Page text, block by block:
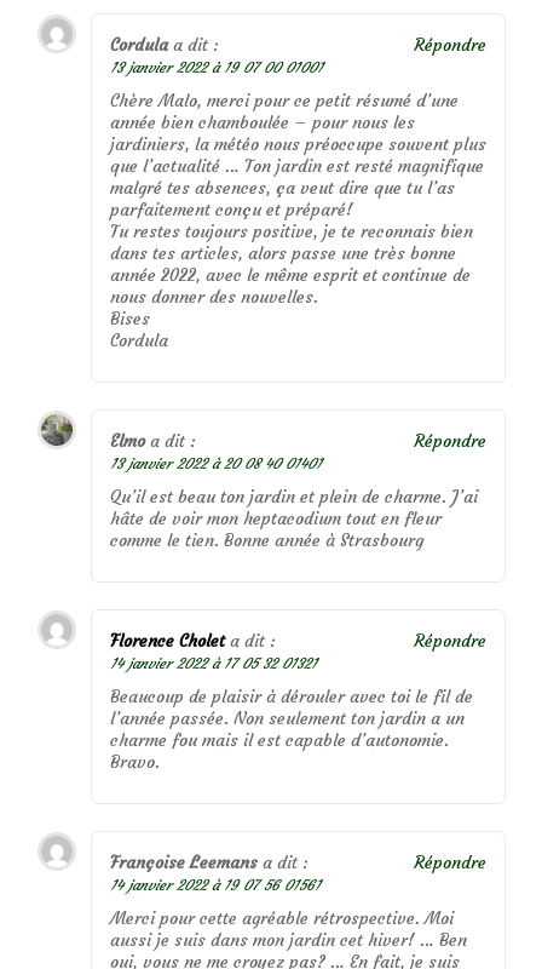
Cordula a dit :
13 janvier 2022 à 19 07 00 01001
Chère Malo, merci pour ce petit résumé d’une
année bien chamboulée – pour nous les
jardiniers, la météo nous préoccupe souvent plus
que l’actualité … Ton jardin est resté magnifique
malgré tes absences, ça veut dire que tu l’as
parfaitement conçu et préparé!
Tu restes toujours positive, je te reconnais bien
dans tes articles, alors passe une très bonne
année 2022, avec le même esprit et continue de
nous donner des nouvelles.
Bises
Cordula
Répondre
Elmo a dit :
13 janvier 2022 à 20 08 40 01401
Qu’il est beau ton jardin et plein de charme. J’ai
hâte de voir mon heptacodium tout en fleur
comme le tien. Bonne année à Strasbourg
Répondre
Florence Cholet a dit :
14 janvier 2022 à 17 05 32 01321
Beaucoup de plaisir à dérouler avec toi le fil de
l’année passée. Non seulement ton jardin a un
charme fou mais il est capable d’autonomie.
Bravo.
Répondre
Françoise Leemans a dit :
14 janvier 2022 à 19 07 56 01561
Merci pour cette agréable rétrospective. Moi
aussi je suis dans mon jardin cet hiver! … Ben
oui, vous ne me croyez pas? … En fait, je suis
Répondre